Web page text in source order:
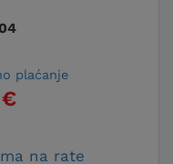
plaćanje
na rate